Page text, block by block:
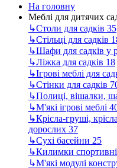
На головну
Меблі для дитячих
↳Столи для садків 35
↳Стільці для садків
↳Шафи для садків у
↳Ліжка для садків 18
↳Ігрові меблі для
↳Стінки для садків
↳Полиці, вішалки,
↳М'які ігрові меблі
↳Крісла-груші,
дорослих 37
↳Сухі басейни 25
↳Килимки спортивні
↳М'які модулі